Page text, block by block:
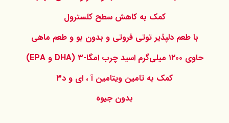
کمک به کاهش سطح کلسترول
با طعم دلپذیر توتی فروتی و بدون بو و طعم ماهی
حاوی ۱۲۰۰ میلی‌گرم اسید چرب امگا-۳ (DHA و EPA)
کمک به تامین ویتامین آ ، ای و د۳
بدون جیوه